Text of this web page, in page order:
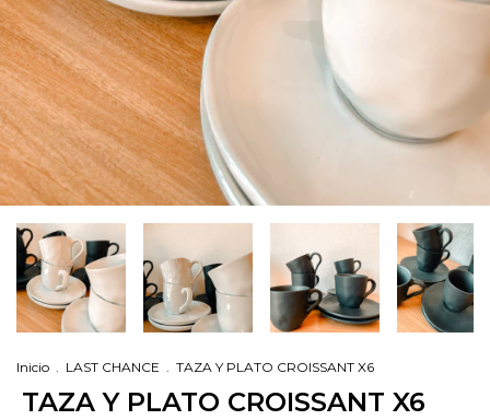
Inicio . LAST CHANCE . TAZA Y PLATO CROISSANT X6
TAZA Y PLATO CROISSANT X6